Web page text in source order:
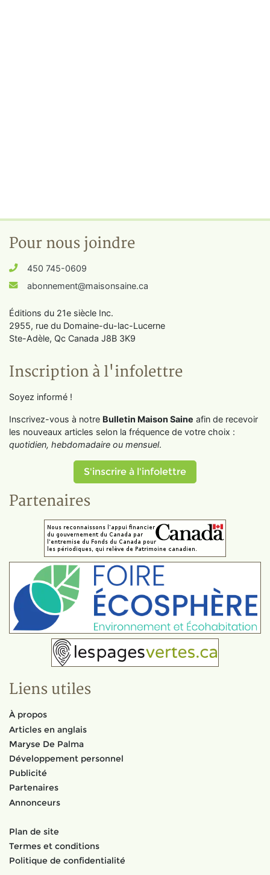
Pour nous joindre
450 745-0609
abonnement@maisonsaine.ca
Éditions du 21e siècle Inc.
2955, rue du Domaine-du-lac-Lucerne
Ste-Adèle, Qc Canada J8B 3K9
Inscription à l'infolettre
Soyez informé !
Inscrivez-vous à notre Bulletin Maison Saine afin de recevoir
les nouveaux articles selon la fréquence de votre choix :
quotidien, hebdomadaire ou mensuel.
S'inscrire à l'infolettre
Partenaires
Liens utiles
À propos
Articles en anglais
Maryse De Palma
Développement personnel
Publicité
Partenaires
Annonceurs
Plan de site
Termes et conditions
Politique de confidentialité